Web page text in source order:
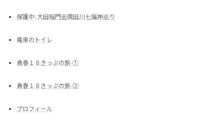
保護中: 大田稲門会隅田川七福神巡り
電車のトイレ
青春１８きっぷの旅-①
青春１８きっぷの旅-③
プロフィール